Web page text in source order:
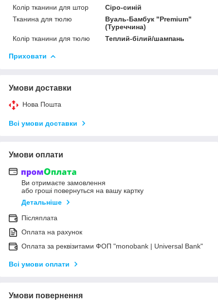
Колір тканини для штор
Сіро-синій
Тканина для тюлю
Вуаль-Бамбук "Premium"
(Туреччина)
Колір тканини для тюлю
Теплий-білий/шампань
Приховати
Умови доставки
Нова Пошта
Всі умови доставки
Умови оплати
Ви отримаєте замовлення
або гроші повернуться на вашу картку
Детальніше
Післяплата
Оплата на рахунок
Оплата за реквізитами ФОП "monobank | Universal Bank"
Всі умови оплати
Умови повернення